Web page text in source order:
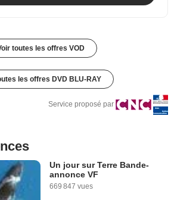
toutes les offres VOD
les offres DVD BLU-RAY
Service proposé par
Un jour sur Terre Bande-
annonce VF
669 847 vues